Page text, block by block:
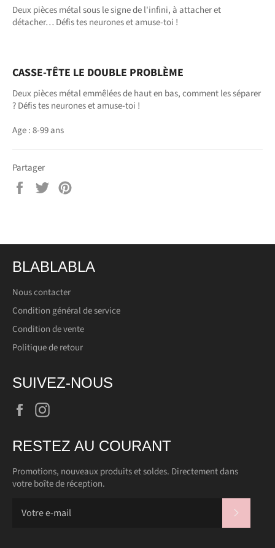
Deux pièces métal sous le signe de l'infini, à attacher et
détacher… Défis tes neurones et amuse-toi !
CASSE-TÊTE LE DOUBLE PROBLÈME
Deux pièces métal emmêlées de haut en bas, comment les séparer
? Défis tes neurones et amuse-toi !
Age : 8-99 ans
Partager
Partager
sur
Tweeter
sur
BLABLABLA
Nous contacter
Condition général de service
Condition de vente
Politique de retour
SUIVEZ-NOUS
Facebook
RESTEZ AU COURANT
Promotions, nouveaux produits et soldes. Directement dans
votre boîte de réception.